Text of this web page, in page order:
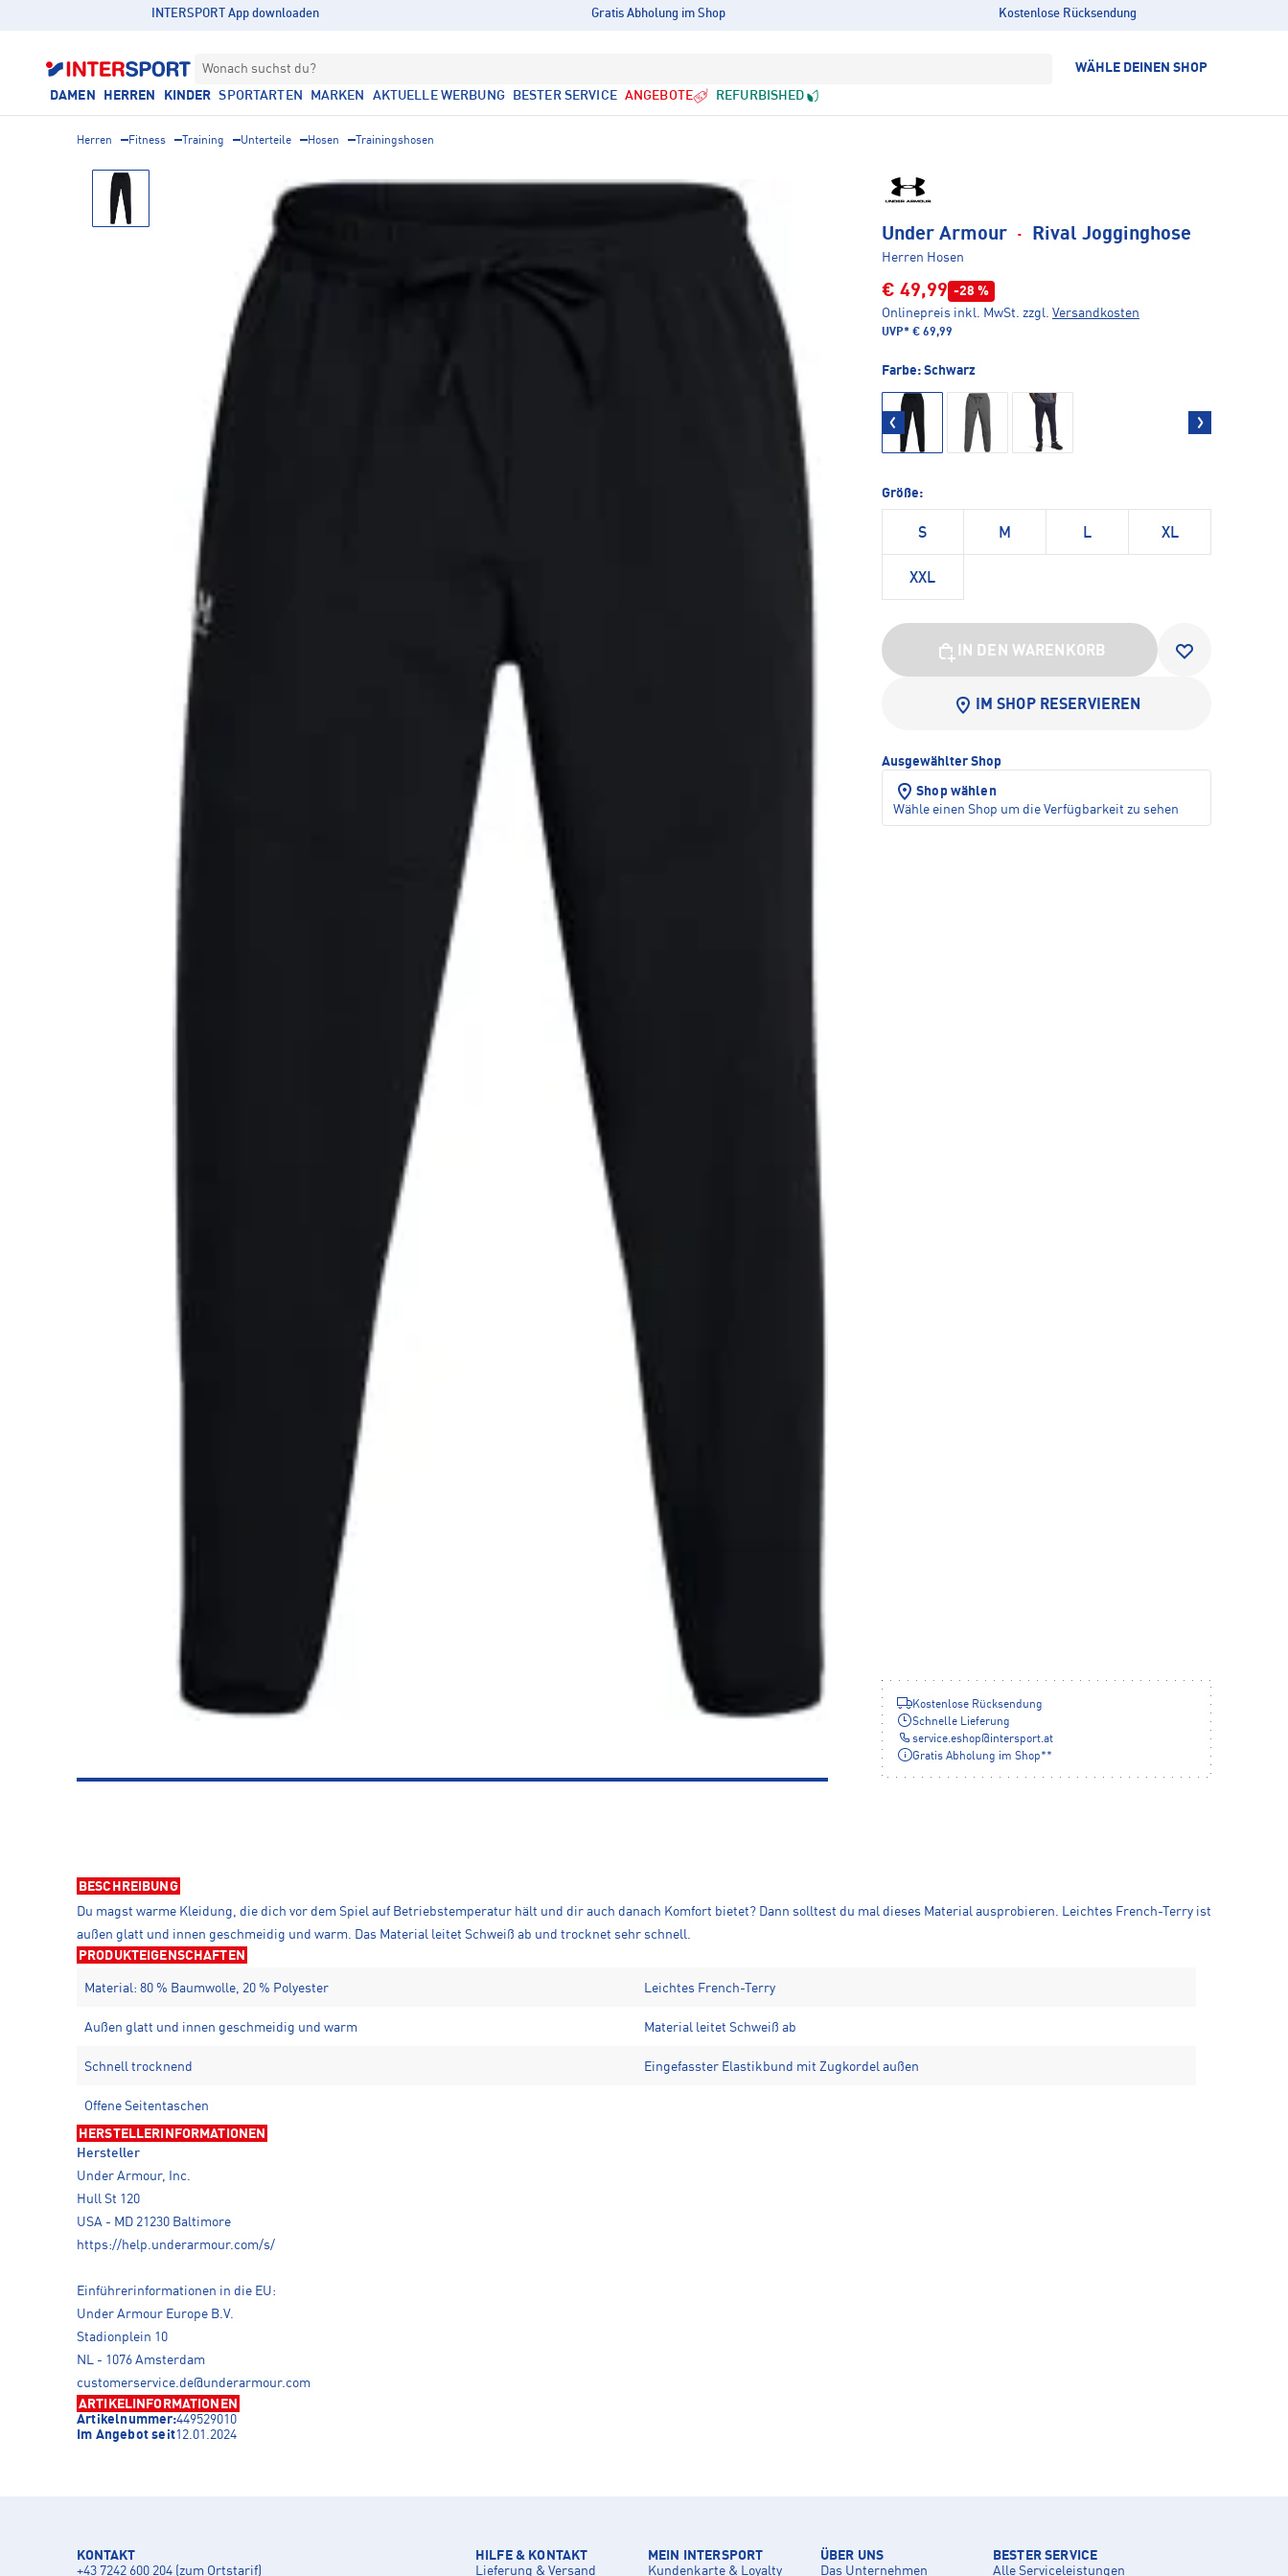
INTERSPORT App downloaden Gratis Abholung im Shop Kostenlose Rücksendung
Wonach suchst du? WÄHLE DEINEN SHOP
DAMEN HERREN KINDER SPORTARTEN MARKEN AKTUELLE WERBUNG BESTER SERVICE ANGEBOTE REFURBISHED
Herren Fitness Training Unterteile Hosen Trainingshosen
Under Armour · Rival Jogginghose
Herren Hosen
€ 49,99 -28 %
Onlinepreis inkl. MwSt. zzgl. Versandkosten
UVP* € 69,99
Farbe: Schwarz
Größe:
S M L XL
XXL
IN DEN WARENKORB
IM SHOP RESERVIEREN
Ausgewählter Shop
Shop wählen
Wähle einen Shop um die Verfügbarkeit zu sehen
Kostenlose Rücksendung
Schnelle Lieferung
service.eshop@intersport.at
Gratis Abholung im Shop**
BESCHREIBUNG
Du magst warme Kleidung, die dich vor dem Spiel auf Betriebstemperatur hält und dir auch danach Komfort bietet? Dann solltest du mal dieses Material ausprobieren. Leichtes French-Terry ist
außen glatt und innen geschmeidig und warm. Das Material leitet Schweiß ab und trocknet sehr schnell.
PRODUKTEIGENSCHAFTEN
Material: 80 % Baumwolle, 20 % Polyester Leichtes French-Terry
Außen glatt und innen geschmeidig und warm Material leitet Schweiß ab
Schnell trocknend Eingefasster Elastikbund mit Zugkordel außen
Offene Seitentaschen
HERSTELLERINFORMATIONEN
Hersteller
Under Armour, Inc.
Hull St 120
USA - MD 21230 Baltimore
https://help.underarmour.com/s/
Einführerinformationen in die EU:
Under Armour Europe B.V.
Stadionplein 10
NL - 1076 Amsterdam
customerservice.de@underarmour.com
ARTIKELINFORMATIONEN
Artikelnummer:449529010
Im Angebot seit12.01.2024
KONTAKT
+43 7242 600 204 (zum Ortstarif)
HILFE & KONTAKT
Lieferung & Versand
MEIN INTERSPORT
Kundenkarte & Loyalty
ÜBER UNS
Das Unternehmen
BESTER SERVICE
Alle Serviceleistungen